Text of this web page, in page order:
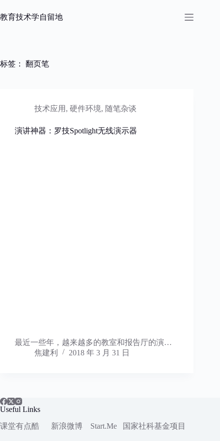
过
教育技术学自留地
标签： 翻页笔
技术应用 , 硬件环境, 随笔杂谈
演讲神器：罗技Spotlight无线演示器
最近一些年，越来越多的教室和报告厅的演…
焦建利
2018 年 3 月 31 日
Useful Links
课堂有点酷
新浪微博 Start.Me 国家社科基金项目